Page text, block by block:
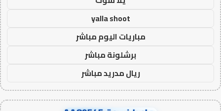
yalla shoot
مباريات اليوم مباشر
برشلونة مباشر
ريال مدريد مباشر